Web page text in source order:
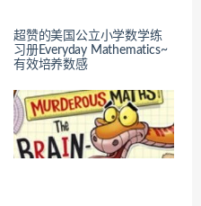
超赞的美国公立小学数学练
习册Everyday Mathematics~
有效培养数感